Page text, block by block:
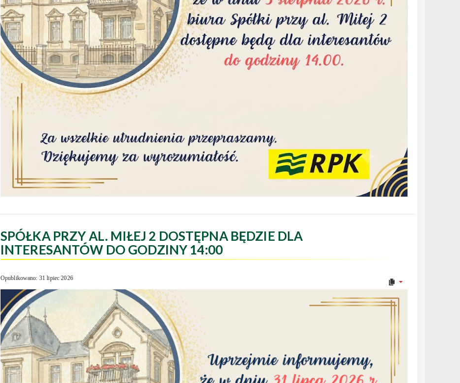
SPÓŁKA PRZY AL. MIŁEJ 2 DOSTĘPNA BĘDZIE DLA
INTERESANTÓW DO GODZINY 14:00
Opublikowano: 31 lipiec 2026